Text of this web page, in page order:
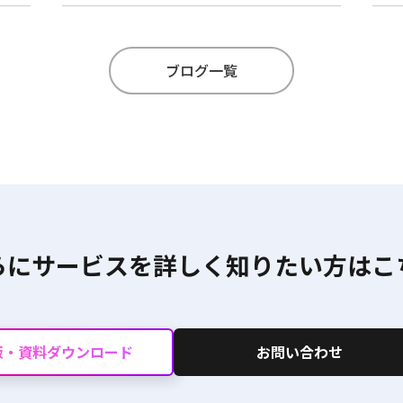
ブログ一覧
サービスを詳しく知りたい方は
資料ダウンロード お問い合わせ